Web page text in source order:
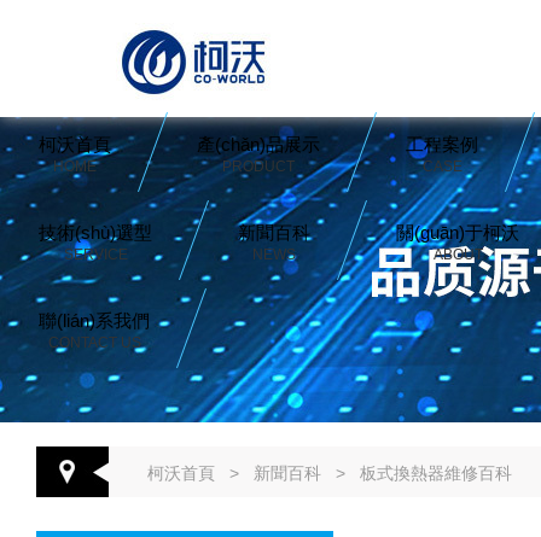
柯沃首頁
HOME
產(chǎn)品展示
PRODUCT
工程案例
CASE
技術(shù)選型
SERVICE
新聞百科
NEWS
關(guān)于柯沃
ABOUT
聯(lián)系我們
CONTACT US
柯沃首頁 > 新聞百科 > 板式換熱器維修百科